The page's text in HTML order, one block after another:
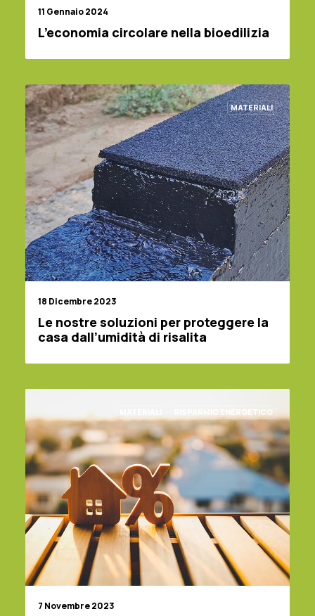
11 Gennaio 2024
L’economia circolare nella bioedilizia
MATERIALI
18 Dicembre 2023
Le nostre soluzioni per proteggere la
casa dall’umidità di risalita
RISPARMIO ENERGETICO
7 Novembre 2023